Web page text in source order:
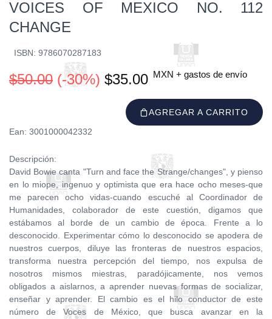
VOICES OF MEXICO NO. 112
CHANGE
ISBN: 9786070287183
$50.00 (-30%) $35.00 MXN + gastos de envío
AGREGAR A CARRITO
Ean: 3001000042332
Descripción:
David Bowie canta "Turn and face the Strange/changes", y pienso
en lo miope, ingenuo y optimista que era hace ocho meses-que
me parecen ocho vidas-cuando escuché al Coordinador de
Humanidades, colaborador de este cuestión, digamos que
estábamos al borde de un cambio de época. Frente a lo
desconocido. Experimentar cómo lo desconocido se apodera de
nuestros cuerpos, diluye las fronteras de nuestros espacios,
transforma nuestra percepción del tiempo, nos expulsa de
nosotros mismos miestras, paradójicamente, nos vemos
obligados a aislarnos, a aprender nuevas formas de socializar,
enseñar y aprender. El cambio es el hilo conductor de este
número de Voces de México, que busca avanzar en la